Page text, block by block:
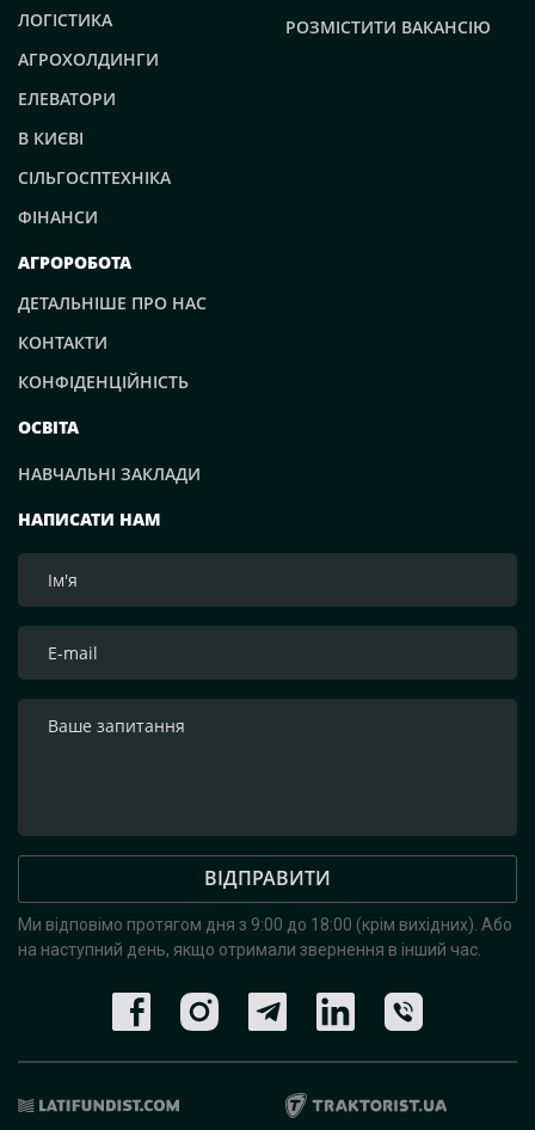
НАПИСАТИ НАМ
ВІДПРАВИТИ
Ми відповімо протягом дня з 9:00 до 18:00 (крім вихідних). Або
на наступний день, якщо отримали звернення в інший час.
ЛОГІСТИКА
АГРОХОЛДИНГИ
ЕЛЕВАТОРИ
В КИЄВІ
СІЛЬГОСПТЕХНІКА
ФІНАНСИ
РОЗМІСТИТИ ВАКАНСІЮ
АГРОРОБОТА
ДЕТАЛЬНІШЕ ПРО НАС
КОНТАКТИ
КОНФІДЕНЦІЙНІСТЬ
ОСВІТА
НАВЧАЛЬНІ ЗАКЛАДИ